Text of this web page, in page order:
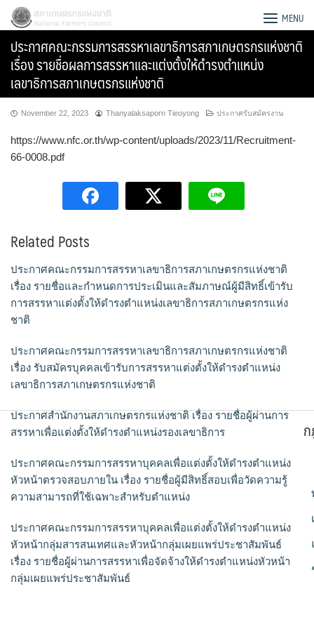
Skip
content
Search
for:
สภาเกษตรกรแห่งชาติ MENU
ประกาศคณะกรรมการสรรหาเลขาธิการสภาเกษตรกรแห่งชาติ
เรื่อง รายชื่อผลการสรรหาและแต่งตั้งให้ดำรงตำแหน่ง
เลขาธิการสภาเกษตรกรแห่งชาติ
November 22, 2023 Thanyalaksaporn Tieoyong ประกาศรับสมัครงาน
https://www.nfc.or.th/wp-content/uploads/2023/11/Recruitment-
66-0008.pdf
Related Posts
ประกาศคณะกรรมการสรรหาเลขาธิการสภาเกษตรกรแห่งชาติ
เรื่อง รายชื่อและกำหนดการประเมินและสัมภาษณ์ผู้มีสิทธิ์เข้ารับ
การสรรหาแต่งตั้งให้ดำรงตำแหน่งเลขาธิการสภาเกษตรกรแห่ง
ชาติ
ประกาศคณะกรรมการสรรหาเลขาธิการสภาเกษตรกรแห่งชาติ
เรื่อง รับสมัครบุคคลเข้ารับการสรรหาแต่งตั้งให้ดำรงตำแหน่ง
เลขาธิการสภาเกษตรกรแห่งชาติ
ประกาศสำนักงานสภาเกษตรกรแห่งชาติ เรื่อง รายชื่อผู้ผ่านการ
สรรหาเพื่อแต่งตั้งให้ดำรงตำแหน่งรองเลขาธิการ
ประกาศคณะกรรมการสรรหาบุคคลเพื่อแต่งตั้งให้ดำรงตำแหน่ง
หัวหน้าตรวจสอบภายใน เรื่อง รายชื่อผู้มีสิทธิ์สอบเพื่อวัดความรู้
ความสามารถที่ใช้เฉพาะสำหรับตำแหน่ง
ประกาศคณะกรรมการสรรหาบุคคลเพื่อแต่งตั้งให้ดำรงตำแหน่ง
หัวหน้ากลุ่มสารสนเทศและหัวหน้ากลุ่มเผยแพร่ประชาสัมพันธ์
เรื่อง รายชื่อผู้ผ่านการสรรหาเพื่อจัดจ้างให้ดำรงตำแหน่งหัวหน้า
กลุ่มเผยแพร่ประชาสัมพันธ์